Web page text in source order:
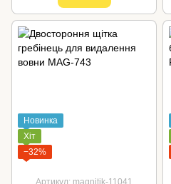
Новинка
Хіт
−32%
Артикул: magnitik-11041